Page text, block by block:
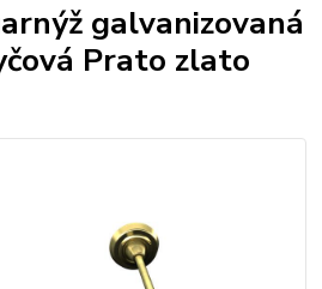
galvanizovaná
Prato zlato